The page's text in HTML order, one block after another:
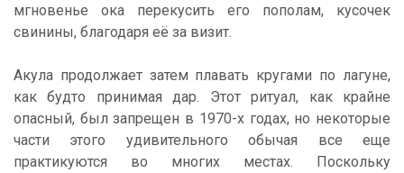
мгновенье ока перекусить его пополам, кусочек
свинины, благодаря её за визит.
Акула продолжает затем плавать кругами по лагуне,
как будто принимая дар. Этот ритуал, как крайне
опасный, был запрещен в 1970-х годах, но некоторые
части этого удивительного обычая все еще
практикуются во многих местах. Поскольку